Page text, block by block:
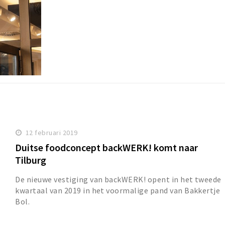
12 februari 2019
Duitse foodconcept backWERK! komt naar
Tilburg
De nieuwe vestiging van backWERK! opent in het tweede
kwartaal van 2019 in het voormalige pand van Bakkertje
Bol.